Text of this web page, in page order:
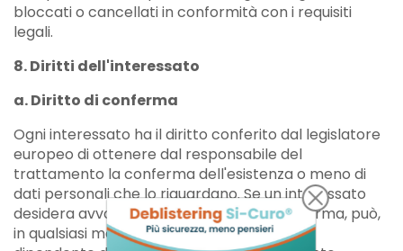
bloccati o cancellati in conformità con i requisiti
legali.
8. Diritti dell'interessato
a. Diritto di conferma
Ogni interessato ha il diritto conferito dal legislatore
europeo di ottenere dal responsabile del
trattamento la conferma dell'esistenza o meno di
dati personali che lo riguardano. Se un interessato
desidera avvalersi di questo diritto di conferma, può,
in qualsiasi momento, contattare qualsiasi